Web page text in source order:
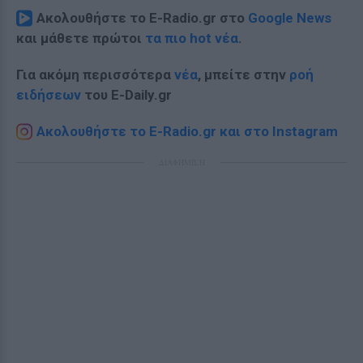
Ακολουθήστε το E-Radio.gr στο Google News
και μάθετε πρώτοι τα πιο hot νέα.
Για ακόμη περισσότερα νέα, μπείτε στην ροή
ειδήσεων του E-Daily.gr
Ακολουθήστε το E-Radio.gr και στο Instagram